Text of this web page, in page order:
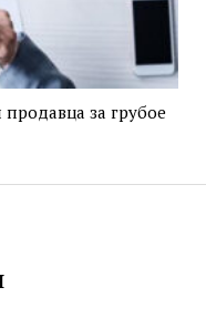
за грубое